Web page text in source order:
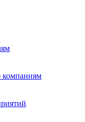
компаниям